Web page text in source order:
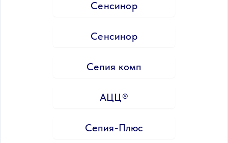
Сенсинор
Сенсинор
Сепия комп
АЦЦ®
Сепия-Плюс